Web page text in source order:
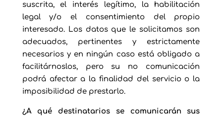
suscrita, el interés legítimo, la habilitación
legal y/o el consentimiento del propio
interesado. Los datos que le solicitamos son
adecuados, pertinentes y estrictamente
necesarios y en ningún caso está obligado a
facilitárnoslos, pero su no comunicación
podrá afectar a la finalidad del servicio o la
imposibilidad de prestarlo.
¿A qué destinatarios se comunicarán sus